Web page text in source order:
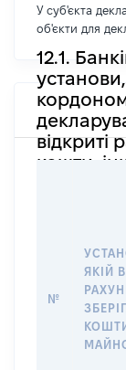
У суб'єкта
об'єкти для
12.1.
відкриті
кошти,
№
ЯКІЙ